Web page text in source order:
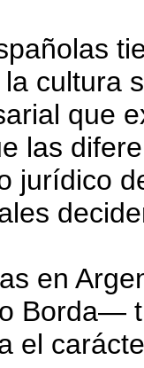
cultura
que
las
jurídico
en
Borda—
el